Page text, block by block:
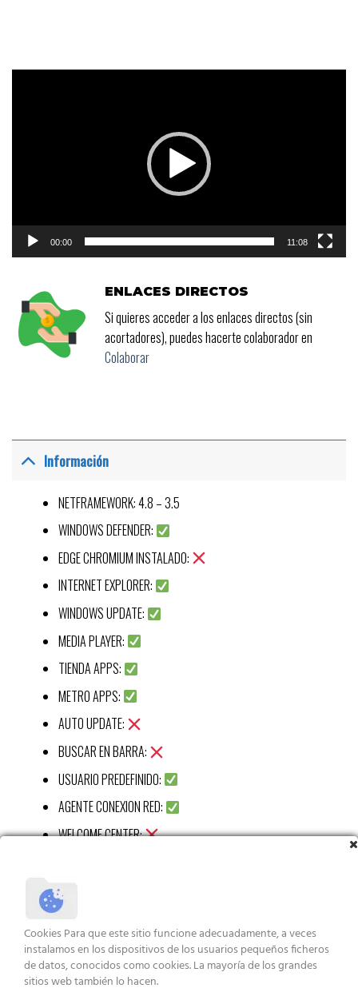
00:00 11:08
ENLACES DIRECTOS
Si quieres acceder a los enlaces directos (sin
acortadores), puedes hacerte colaborador en
Colaborar
Información
NETFRAMEWORK: 4.8 – 3.5
WINDOWS DEFENDER:
EDGE CHROMIUM INSTALADO:
INTERNET EXPLORER:
WINDOWS UPDATE:
MEDIA PLAYER:
TIENDA APPS:
METRO APPS:
AUTO UPDATE:
BUSCAR EN BARRA:
USUARIO PREDEFINIDO:
AGENTE CONEXION RED:
WELCOME CENTER:
RECORTES APP:
STICKY APP:
VISUALIZ WIN 7:
XBOX APP:
Cookies Para que este sitio funcione adecuadamente, a veces
instalamos en los dispositivos de los usuarios pequeños ficheros
de datos, conocidos como cookies. La mayoría de los grandes
sitios web también lo hacen.